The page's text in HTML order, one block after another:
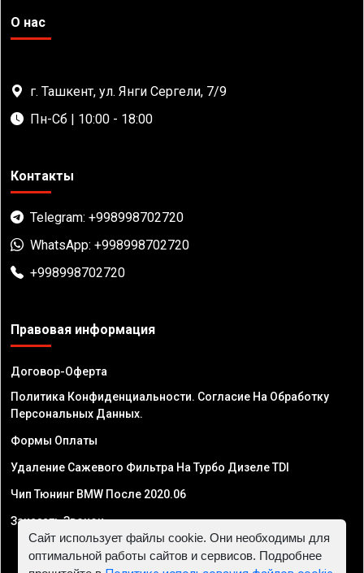
О нас
г. Ташкент, ул. Янги Сергели, 7/9
Пн-Сб | 10:00 - 18:00
Контакты
Telegram: +998998702720
WhatsApp: +998998702720
+998998702720
Правовая информация
Договор-Оферта
Политика Конфиденциальности. Согласие На Обработку
Персональных Данных.
Формы Оплаты
Удаление Сажевого Фильтра На Турбо Дизеле TDI
Чип Тюнинг BMW После 2020.06
Заказать Звонок
Сайт использует файлы cookie. Они необходимы для
оптимальной работы сайтов и сервисов. Подробнее